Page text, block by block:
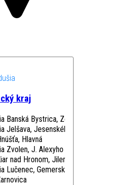
kraj
Banská Bystrica, Zelená
Jelšava, Jesenského
Hlavná
Zvolen, J. Alexyho
nad Hronom, Jilemnického
Lučenec, Gemerská cesta